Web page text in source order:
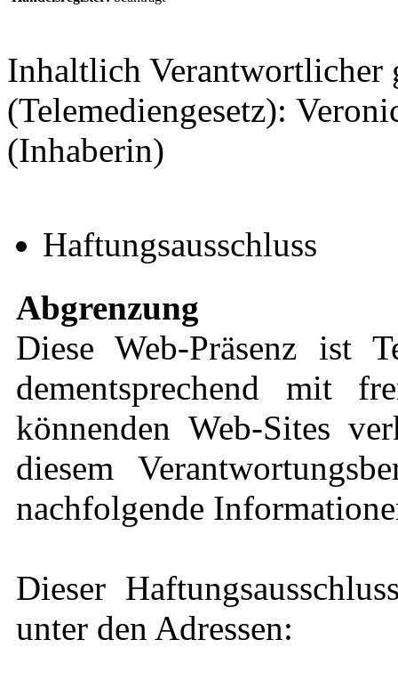
Inhaltlich Verantwortlicher
(Telemediengesetz):
(Inhaberin)
Haftungsausschluss
Abgrenzung
Diese Web-Präsenz ist
dementsprechend mit
könnenden Web-Sites
diesem
nachfolgende
Dieser
unter den Adressen: